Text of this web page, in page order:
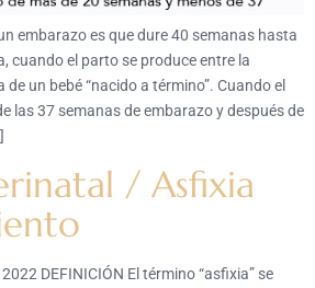
embarazo es que dure 40 semanas hasta
cuando el parto se produce entre la
un bebé “nacido a término”. Cuando el
las 37 semanas de embarazo y después de
/ Asfixia
DEFINICIÓN El término “asfixia” se